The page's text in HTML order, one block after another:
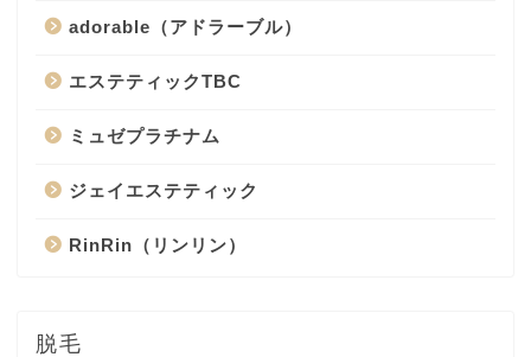
adorable（アドラーブル）
エステティックTBC
ミュゼプラチナム
ジェイエステティック
RinRin（リンリン）
脱毛